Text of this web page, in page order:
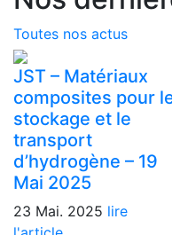
Toutes nos actus
JST – Matériaux
composites pour
stockage et le
transport
d’hydrogène – 19
Mai 2025
23 Mai. 2025 lire